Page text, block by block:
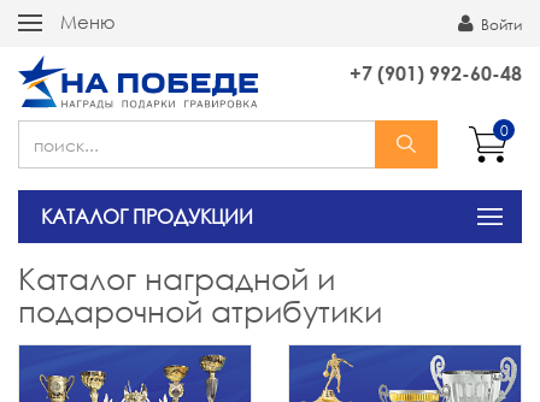
Меню Войти
+7 (901) 992-60-48
0
КАТАЛОГ ПРОДУКЦИИ
Каталог наградной и
подарочной атрибутики